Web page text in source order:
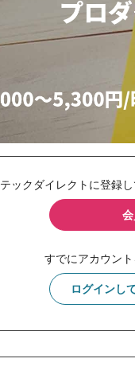
テックダイレクトに登録
すでにアカウン
ログインし